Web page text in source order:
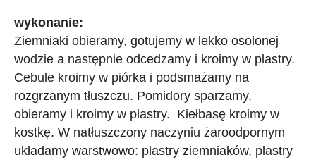
wykonanie:
Ziemniaki obieramy, gotujemy w lekko osolonej
wodzie a następnie odcedzamy i kroimy w plastry.
Cebule kroimy w piórka i podsmażamy na
rozgrzanym tłuszczu. Pomidory sparzamy,
obieramy i kroimy w plastry. Kiełbasę kroimy w
kostkę. W natłuszczony naczyniu żaroodpornym
układamy warstwowo: plastry ziemniaków, plastry